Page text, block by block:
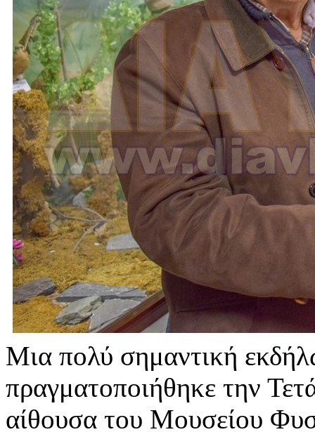
Μια πολύ σημαντική
πραγματοποιήθηκε την
αίθουσα του Μουσείου